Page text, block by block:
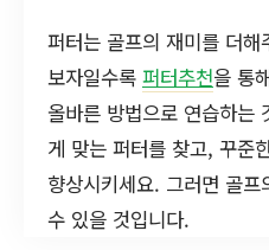
퍼터는 골프의 재미를 더
보자일수록 퍼터추천을 통
올바른 방법으로 연습하는
게 맞는 퍼터를 찾고, 꾸준
향상시키세요. 그러면 골
수 있을 것입니다.